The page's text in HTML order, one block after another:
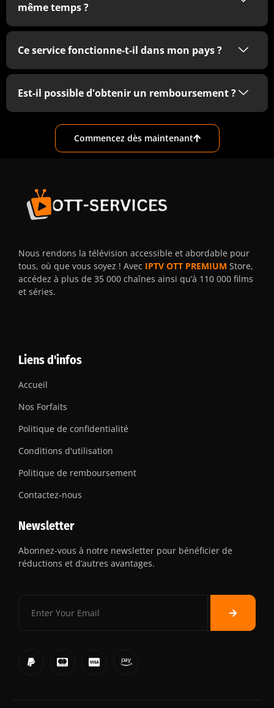
même temps ?
Ce service fonctionne-t-il dans mon pays ?
Est-il possible d'obtenir un remboursement ?
Commencez dès maintenant
Nous rendons la télévision accessible et abordable pour
tous, où que vous soyez ! Avec IPTV OTT PREMIUM Store,
accédez à plus de 35 000 chaînes ainsi qu’à 110 000 films
et séries.
Liens d'infos
Accueil
Nos Forfaits
Politique de confidentialité
Conditions d'utilisation
Politique de remboursement
Contactez-nous
Newsletter
Abonnez-vous à notre newsletter pour bénéficier de
réductions et d’autres avantages.